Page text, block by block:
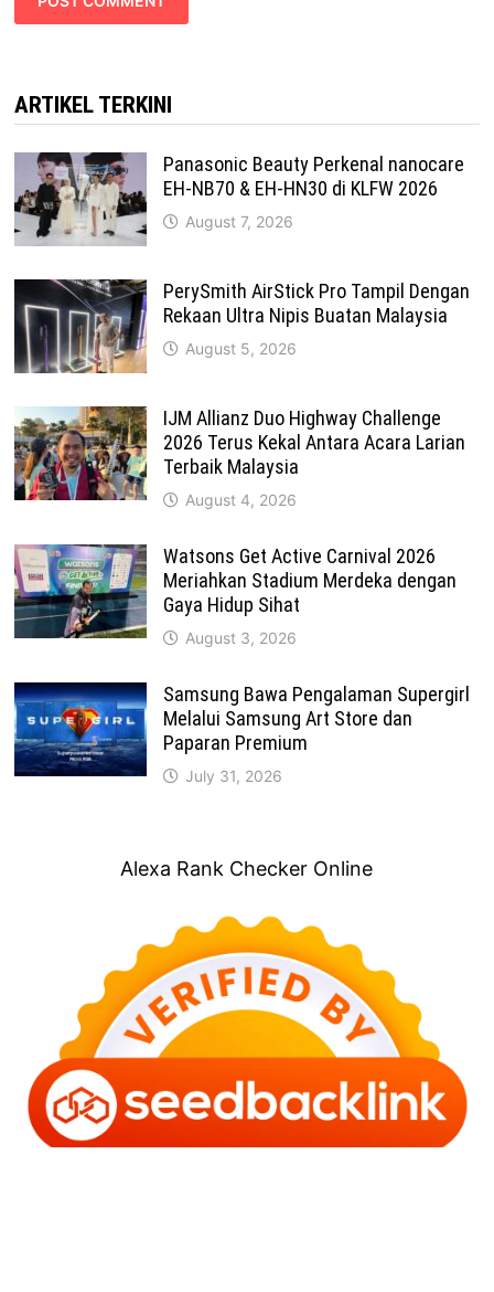
ARTIKEL TERKINI
Panasonic Beauty Perkenal nanocare
EH-NB70 & EH-HN30 di KLFW 2026
August 7, 2026
PerySmith AirStick Pro Tampil Dengan
Rekaan Ultra Nipis Buatan Malaysia
August 5, 2026
IJM Allianz Duo Highway Challenge
2026 Terus Kekal Antara Acara Larian
Terbaik Malaysia
August 4, 2026
Watsons Get Active Carnival 2026
Meriahkan Stadium Merdeka dengan
Gaya Hidup Sihat
August 3, 2026
Samsung Bawa Pengalaman Supergirl
Melalui Samsung Art Store dan
Paparan Premium
July 31, 2026
Alexa Rank Checker Online